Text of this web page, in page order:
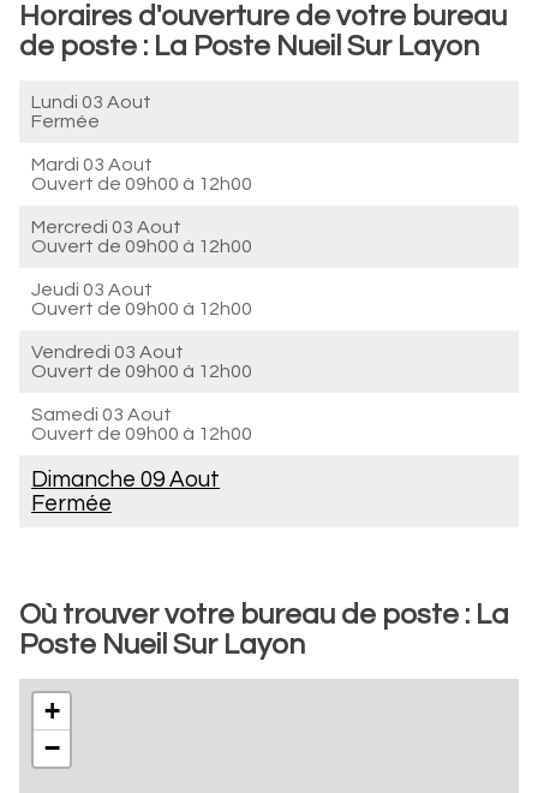
Horaires d'ouverture de votre bureau
de poste : La Poste Nueil Sur Layon
Lundi 03 Aout
Fermée
Mardi 03 Aout
Ouvert de 09h00 à 12h00
Mercredi 03 Aout
Ouvert de 09h00 à 12h00
Jeudi 03 Aout
Ouvert de 09h00 à 12h00
Vendredi 03 Aout
Ouvert de 09h00 à 12h00
Samedi 03 Aout
Ouvert de 09h00 à 12h00
Dimanche 09 Aout
Fermée
Où trouver votre bureau de poste : La
Poste Nueil Sur Layon
+
−